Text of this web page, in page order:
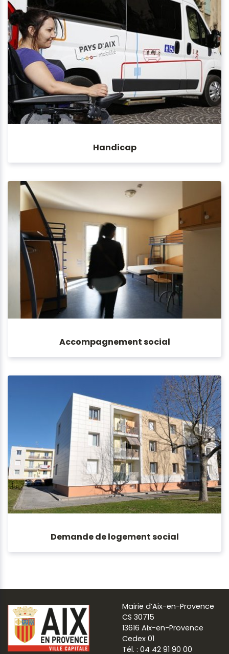
Handicap
Accompagnement social
Demande de logement social
Mairie d’Aix-en-Provence
CS 30715
13616 Aix-en-Provence
Cedex 01
Tél. : 04 42 91 90 00